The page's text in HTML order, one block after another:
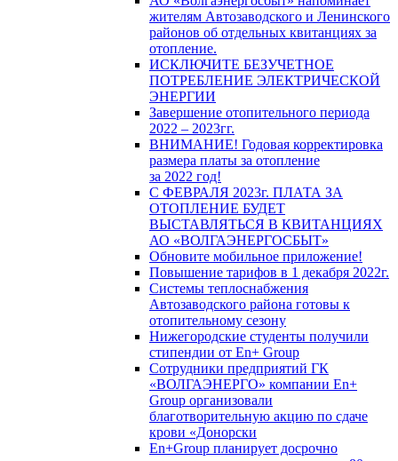
жителям Автозаводского и Ленинского
районов об отдельных квитанциях за
отопление.
ИСКЛЮЧИТЕ БЕЗУЧЕТНОЕ
ПОТРЕБЛЕНИЕ ЭЛЕКТРИЧЕСКОЙ
ЭНЕРГИИ
Завершение отопительного периода
2022 – 2023гг.
ВНИМАНИЕ! Годовая корректировка
размера платы за отопление
за 2022 год!
С ФЕВРАЛЯ 2023г. ПЛАТА ЗА
ОТОПЛЕНИЕ БУДЕТ
ВЫСТАВЛЯТЬСЯ В КВИТАНЦИЯХ
АО «ВОЛГАЭНЕРГОСБЫТ»
Обновите мобильное приложение!
Повышение тарифов в 1 декабря 2022г.
Системы теплоснабжения
Автозаводского района готовы к
отопительному сезону
Нижегородские студенты получили
стипендии от En+ Group
Сотрудники предприятий ГК
«ВОЛГАЭНЕРГО» компании En+
Group организовали
благотворительную акцию по сдаче
крови «Донорски
En+Group планирует досрочно